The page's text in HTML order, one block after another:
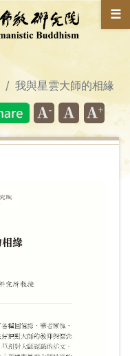
☰
我與星雲大師的相緣